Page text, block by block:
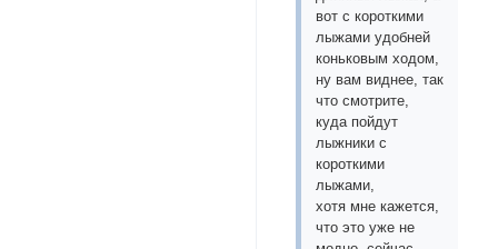
вот с короткими
лыжами удобней
коньковым ходом,
ну вам виднее, так
что смотрите,
куда пойдут
лыжники с
короткими
лыжами,
хотя мне кажется,
что это уже не